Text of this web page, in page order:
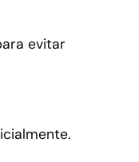
evitar